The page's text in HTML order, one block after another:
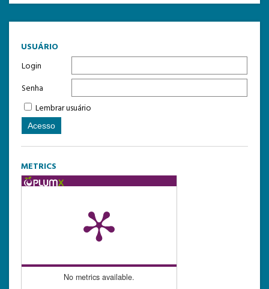
USUÁRIO
Login
Senha
Lembrar usuário
METRICS
No metrics available.